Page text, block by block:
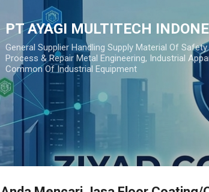
PT AYAGI MULTITECH
General Supplier Handling Supply Material Of
Process & Repair Metal Engineering, Industrial
Common Of Industrial Equipment